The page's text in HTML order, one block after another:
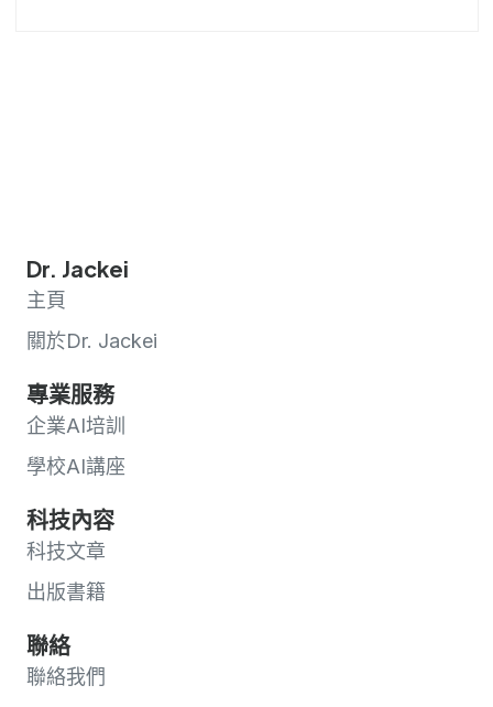
Dr. Jackei
主頁
關於Dr. Jackei
專業服務
企業AI培訓
學校AI講座
科技內容
科技文章
出版書籍
聯絡
聯絡我們